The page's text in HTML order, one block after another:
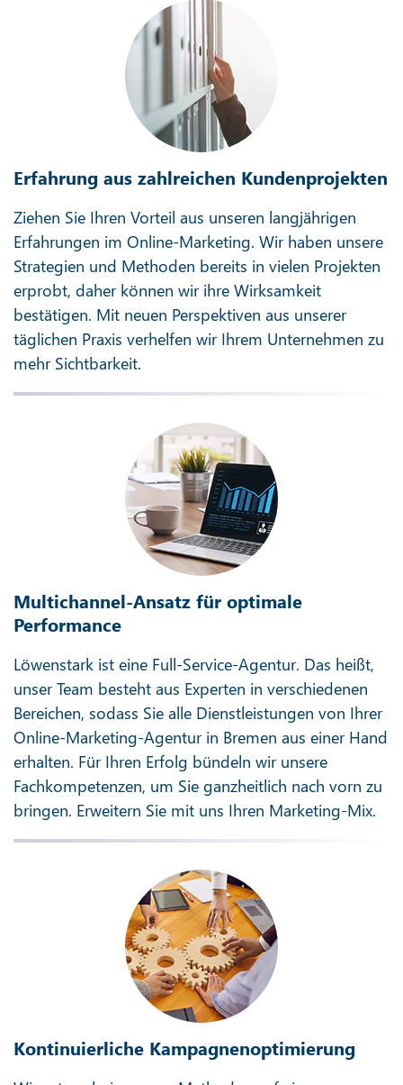
Erfahrung aus zahlreichen Kundenprojekten
Ziehen Sie Ihren Vorteil aus unseren langjährigen
Erfahrungen im Online-Marketing. Wir haben unsere
Strategien und Methoden bereits in vielen Projekten
erprobt, daher können wir ihre Wirksamkeit
bestätigen. Mit neuen Perspektiven aus unserer
täglichen Praxis verhelfen wir Ihrem Unternehmen zu
mehr Sichtbarkeit.
Multichannel-Ansatz für optimale
Performance
Löwenstark ist eine Full-Service-Agentur. Das heißt,
unser Team besteht aus Experten in verschiedenen
Bereichen, sodass Sie alle Dienstleistungen von Ihrer
Online-Marketing-Agentur in Bremen aus einer Hand
erhalten. Für Ihren Erfolg bündeln wir unsere
Fachkompetenzen, um Sie ganzheitlich nach vorn zu
bringen. Erweitern Sie mit uns Ihren Marketing-Mix.
Kontinuierliche Kampagnenoptimierung